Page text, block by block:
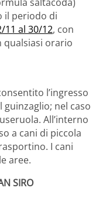
il periodo di
11 al 30/12, con
qualsiasi orario
l’ingresso
guinzaglio; nel caso
All’interno
a cani di piccola
I cani
aree.
SIRO